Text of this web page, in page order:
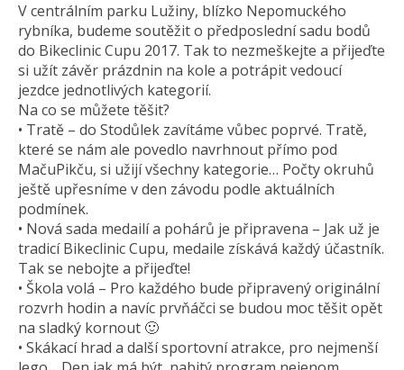
V centrálním parku Lužiny, blízko Nepomuckého
rybníka, budeme soutěžit o předposlední sadu bodů
do Bikeclinic Cupu 2017. Tak to nezmeškejte a přijeďte
si užít závěr prázdnin na kole a potrápit vedoucí
jezdce jednotlivých kategorií.
Na co se můžete těšit?
• Tratě – do Stodůlek zavítáme vůbec poprvé. Tratě,
které se nám ale povedlo navrhnout přímo pod
MačuPikču, si užijí všechny kategorie… Počty okruhů
ještě upřesníme v den závodu podle aktuálních
podmínek.
• Nová sada medailí a pohárů je připravena – Jak už je
tradicí Bikeclinic Cupu, medaile získává každý účastník.
Tak se nebojte a přijeďte!
• Škola volá – Pro každého bude připravený originální
rozvrh hodin a navíc prvňáčci se budou moc těšit opět
na sladký kornout 🙂
• Skákací hrad a další sportovní atrakce, pro nejmenší